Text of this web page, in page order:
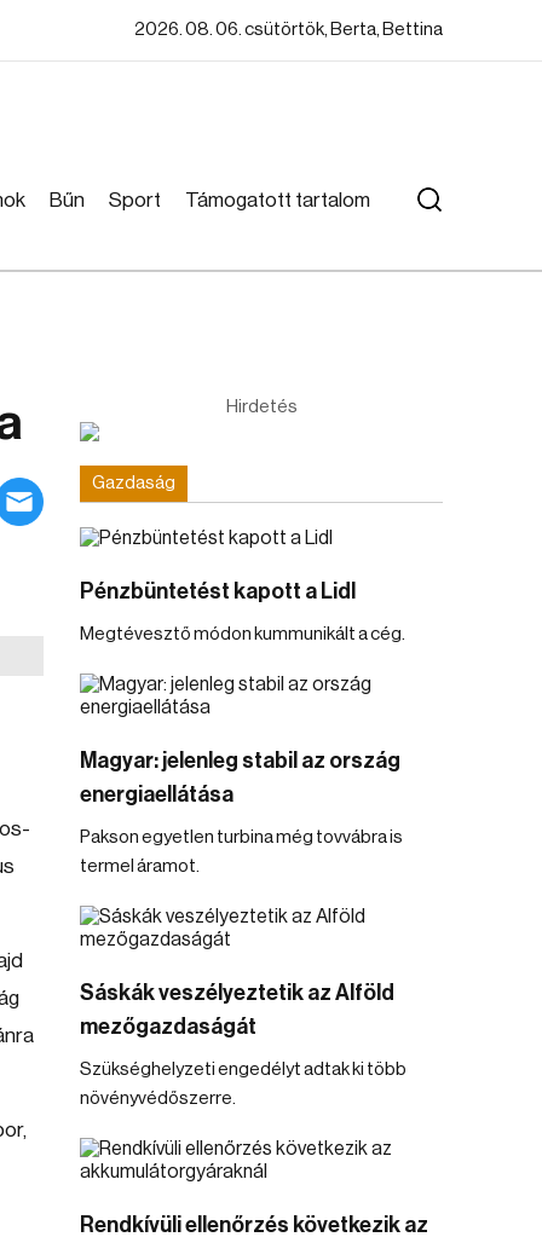
2026. 08. 06. csütörtök, Berta, Bettina
Bűn Sport Támogatott tartalom
Hirdetés
Gazdaság
Pénzbüntetést kapott a Lidl
Megtévesztő módon kummunikált a cég.
Magyar: jelenleg stabil az ország
energiaellátása
Pakson egyetlen turbina még tovvábra is
termel áramot.
Sáskák veszélyeztetik az Alföld
mezőgazdaságát
Szükséghelyzeti engedélyt adtak ki több
növényvédőszerre.
Rendkívüli ellenőrzés következik az